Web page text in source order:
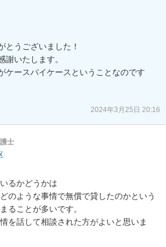
とうございました！
謝いたします。
ケースバイケースということなのです
2024年3月25日 20:16
士
るかどうかは
のような事情で無償で貸したのかという
ることが多いです。
を話して相談された方がよいと思いま